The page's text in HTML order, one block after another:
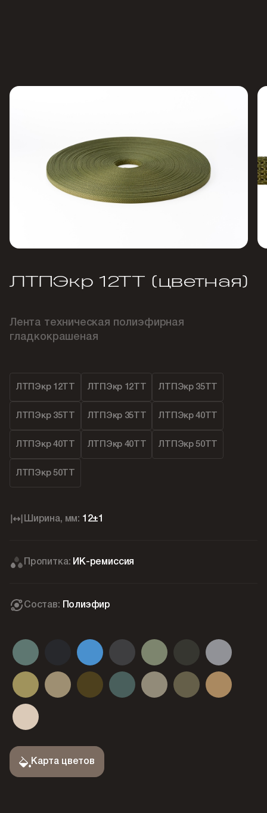
ЛТПЭкр 12ТТ (цветная)
Лента техническая полиэфирная
гладкокрашеная
ЛТПЭкр 12ТТ ЛТПЭкр 12ТТ ЛТПЭкр 35ТТ
ЛТПЭкр 35ТТ ЛТПЭкр 35ТТ ЛТПЭкр 40ТТ
ЛТПЭкр 40ТТ ЛТПЭкр 40ТТ ЛТПЭкр 50ТТ
ЛТПЭкр 50ТТ
Ширина, мм: 12±1
Пропитка: ИК-ремиссия
Состав: Полиэфир
Карта цветов